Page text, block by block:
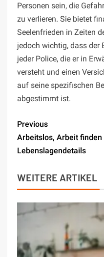
Personen sein, die
zu verlieren. Sie bietet
Seelenfrieden in Zeiten
jedoch wichtig, dass der
jeder Police, die er in
versteht und einen
auf seine spezifischen
abgestimmt ist.
Previous
Arbeitslos, Arbeit finden
Lebenslagendetails
WEITERE ARTIKEL